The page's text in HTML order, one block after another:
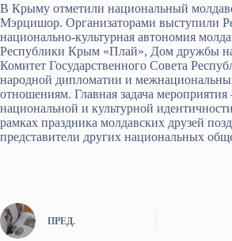
В Крыму отметили национальный
Мэрцишор. Организаторами выступили
национально-культурная автономия
Республики Крым «Плай», Дом дружбы
Комитет Государственного Совета
народной дипломатии и
отношениям. Главная задача
национальной и культурной
рамках праздника молдавских друзей
представители других национальных
ПРЕД.